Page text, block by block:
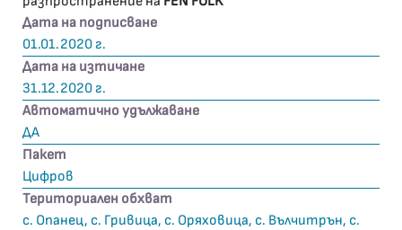
Дата на подписване
01.01.2020 г.
Дата на изтичане
31.12.2020 г.
Автоматично удължаване
ДА
Пакет
Цифров
Териториален обхват
с. Опанец, с. Гривица, с. Оряховица, с. Вълчитрън, с.